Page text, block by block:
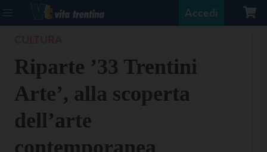
Accedi
Riparte ’33 Trentini
Arte’, alla scoperta
dell’arte
contemporanea